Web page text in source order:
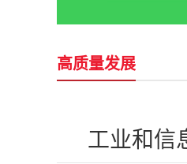
高质量发展
工业和信